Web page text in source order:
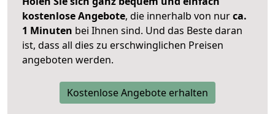
kostenlose Angebote, die innerhalb von nurca.
1 Minuten bei Ihnen sind. Und das Beste daran
ist, dass all dies zu erschwinglichen Preisen
angeboten werden.
Kostenlose Angebote erhalten